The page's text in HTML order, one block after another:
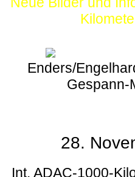
Enders/
Gespann-
28.
Int. ADAC-1000-